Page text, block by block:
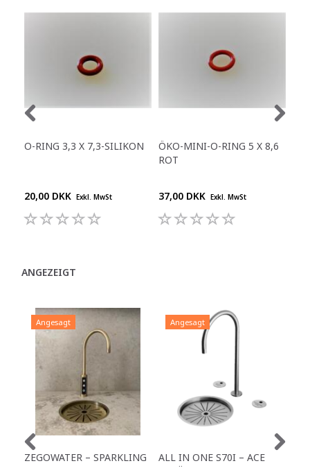
O-RING 3,3 X 7,3-SILIKON
20,00 DKK Exkl. MwSt
ÖKO-MINI-O-RING 5 X 8,6
ROT
37,00 DKK Exkl. MwSt
ANGEZEIGT
Angesagt
ZEGOWATER – SPARKLING
Angesagt
ALL IN ONE S70I – ACE